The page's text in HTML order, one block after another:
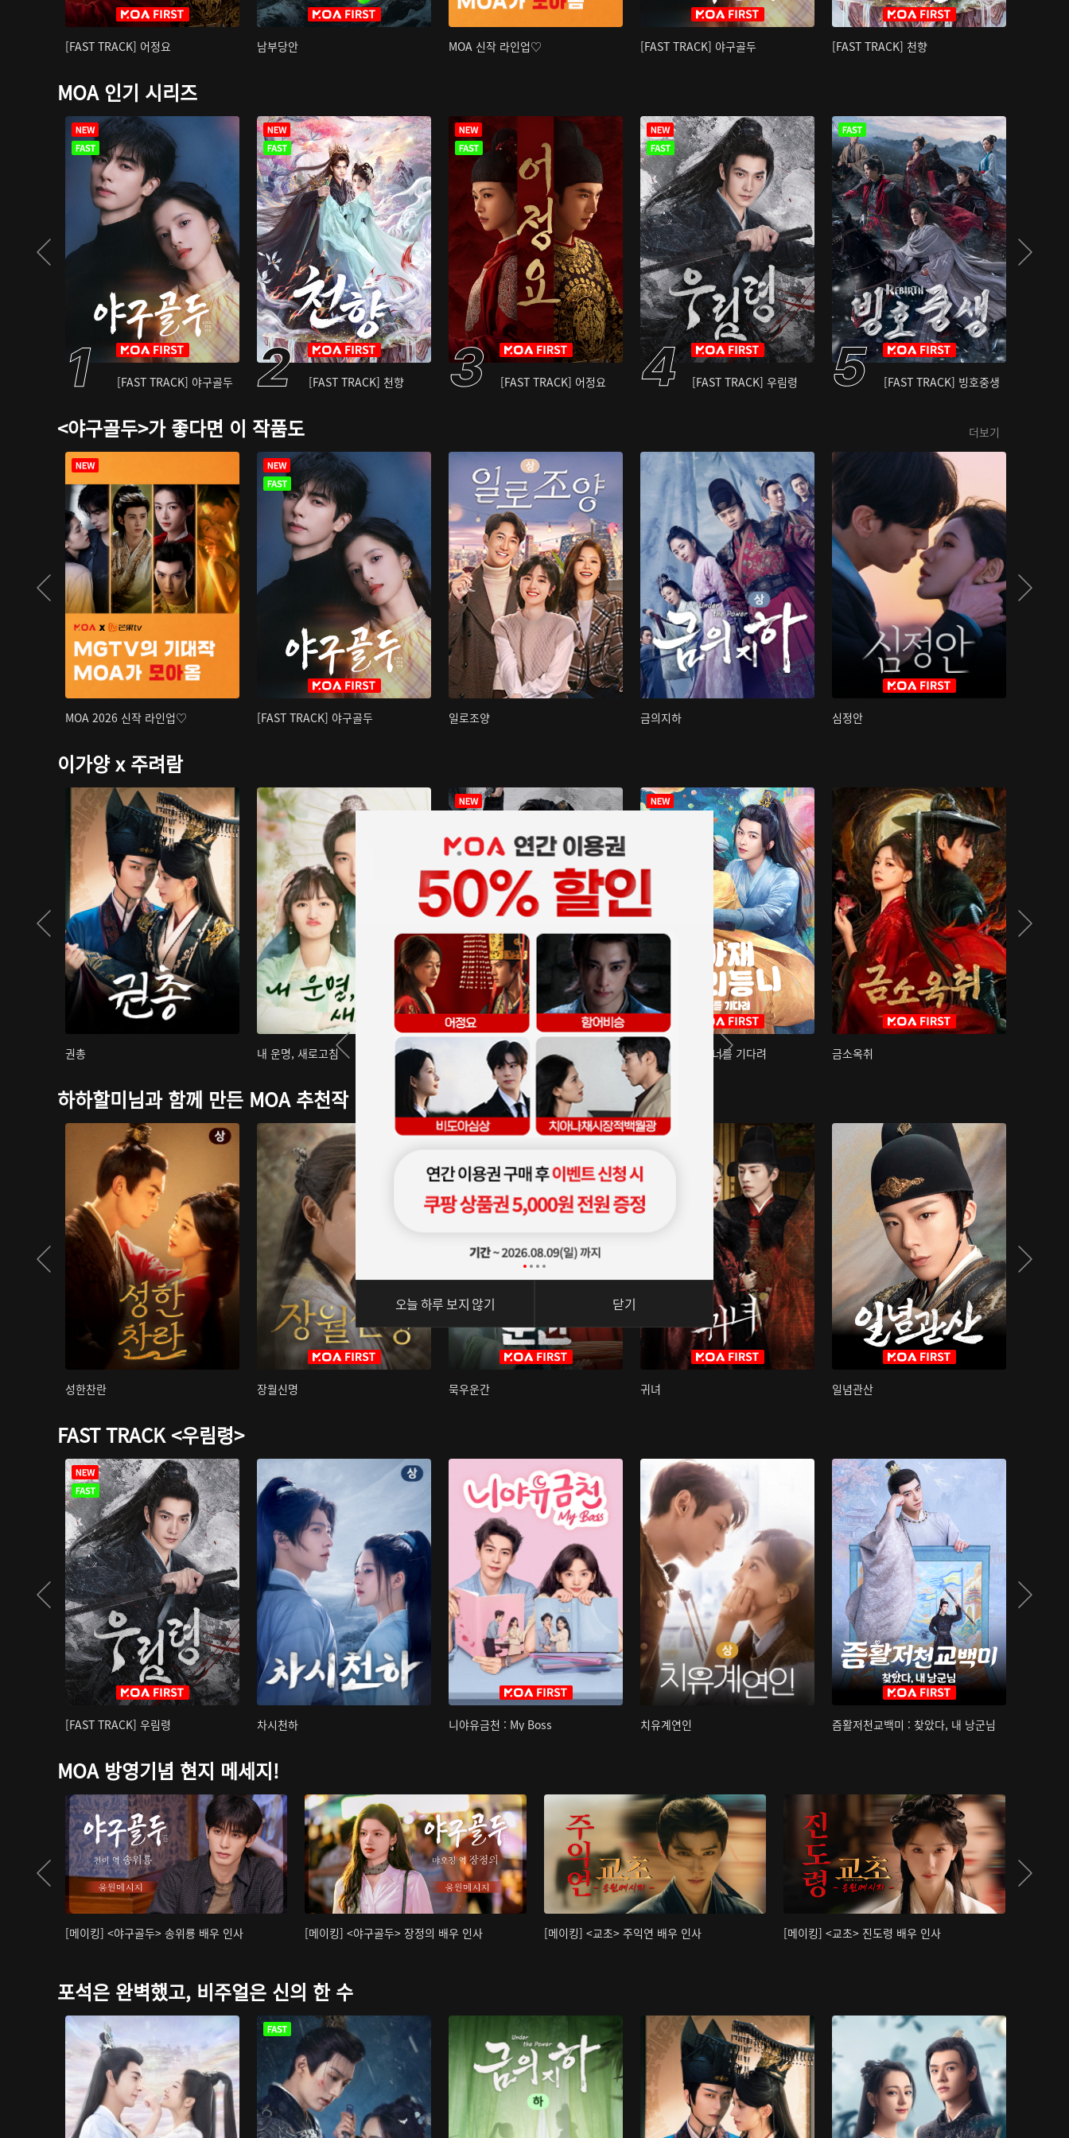
[FAST TRACK] 어정요 남부당안 MOA 신작 라인업♡ [FAST TRACK] 야구골두 [FAST TRACK] 천향
MOA 인기 시리즈
[FAST TRACK] 야구골두 [FAST TRACK] 천향 [FAST TRACK] 어정요 [FAST TRACK] 우림령 [FAST TRACK] 빙호중생
<야구골두>가 좋다면 이 작품도 더보기
MOA 2026 신작 라인업♡ [FAST TRACK] 야구골두 일로조양 금의지하 심정안
이가양 x 주려람
권총 내 운명, 새로고침 아재저리등니 : 너를 기다려 금소옥취
하하할미님과 함께 만든 MOA 추천작
성한찬란 장월신명 묵우운간 귀녀 일념관산
FAST TRACK <우림령>
[FAST TRACK] 우림령 차시천하 니야유금천 : My Boss 치유계연인 즘활저천교백미 : 찾았다, 내 낭군님
MOA 방영기념 현지 메세지!
[메이킹] <야구골두> 송위룡 배우 인사 [메이킹] <야구골두> 장정의 배우 인사 [메이킹] <교초> 주익연 배우 인사 [메이킹] <교초> 진도령 배우 인사
포석은 완벽했고, 비주얼은 신의 한 수
오늘 하루 보지 않기 닫기